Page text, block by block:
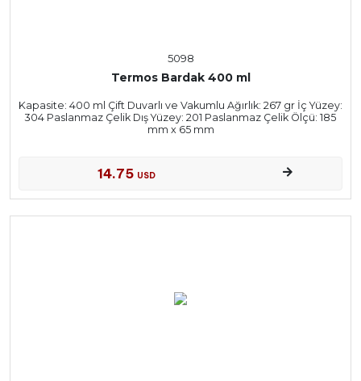
5098
Termos Bardak 400 ml
Kapasite: 400 ml Çift Duvarlı ve Vakumlu Ağırlık: 267 gr İç Yüzey:
304 Paslanmaz Çelik Dış Yüzey: 201 Paslanmaz Çelik Ölçü: 185
mm x 65 mm
14.75 USD